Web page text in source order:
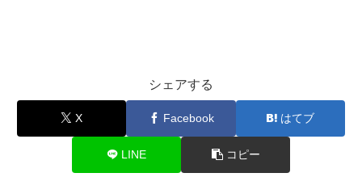
シェアする
X Facebook はてブ
LINE コピー